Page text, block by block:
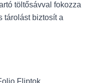
töltősávval fokozza
tárolást biztosít a
Fliptok